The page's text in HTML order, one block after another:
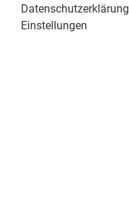
Datenschutzerklärung
Einstellungen